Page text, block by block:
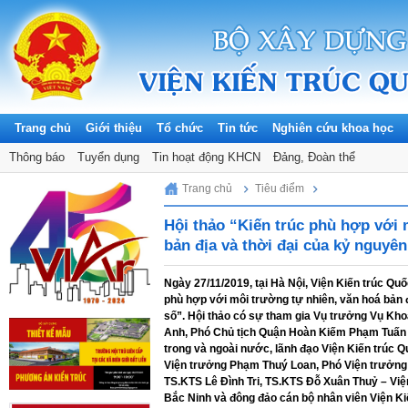
Trang chủ Giới thiệu Tổ chức Tin tức
Thông báo Tuyển dụng Tin hoạt động KHCN Đảng, Đoàn thể
Nghiên cứu khoa học
Thursday, 06/08/2026
Trang chủ Tiêu điểm
Hội thảo “Kiến trúc phù hợp với
bản địa và thời đại của kỷ
Ngày 27/11/2019, tại Hà Nội, Viện Kiến trúc
phù hợp với môi trường tự nhiên, văn hoá bản
số”. Hội thảo có sự tham gia Vụ trưởng Vụ
Anh, Phó Chủ tịch Quận Hoàn Kiếm Phạm
trong và ngoài nước, lãnh đạo Viện Kiến trúc
Viện trưởng Phạm Thuý Loan, Phó Viện
TS.KTS Lê Đình Tri, TS.KTS Đỗ Xuân Thuỷ –
Bắc Ninh và đông đảo cán bộ nhân viên Viện